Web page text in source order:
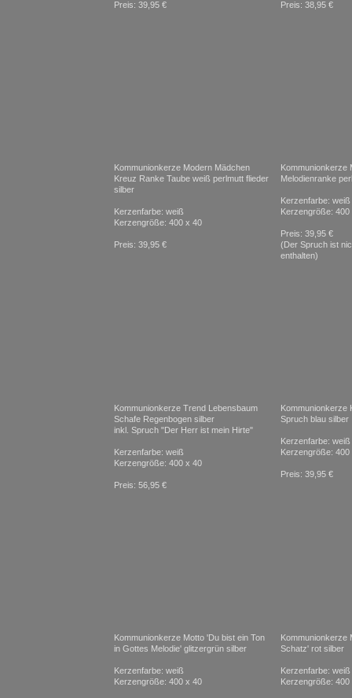
Preis: 39,95 € Preis: 38,95 €
Kommunionkerze Modern Mädchen
Kreuz Ranke Taube weiß perlmutt flieder
silber
Kerzenfarbe: weiß
Kerzengröße: 400 x 40
Preis: 39,95 €
Kommunionkerze
Melodienranke
Kerzenfarbe: weiß
Kerzengröße: 400
Preis: 39,95 €
(Der Spruch ist
enthalten)
Kommunionkerze Trend Lebensbaum
Schafe Regenbogen silber
inkl. Spruch "Der Herr ist mein Hirte"
Kerzenfarbe: weiß
Kerzengröße: 400 x 40
Preis: 56,95 €
Kommunionkerze
Spruch blau silber
Kerzenfarbe: weiß
Kerzengröße: 400
Preis: 39,95 €
Kommunionkerze Motto 'Du bist ein Ton
in Gottes Melodie' glitzergrün silber
Kerzenfarbe: weiß
Kerzengröße: 400 x 40
Kommunionkerze
Schatz' rot silber
Kerzenfarbe: weiß
Kerzengröße: 400